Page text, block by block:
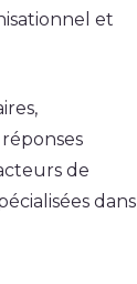
et
de
dans